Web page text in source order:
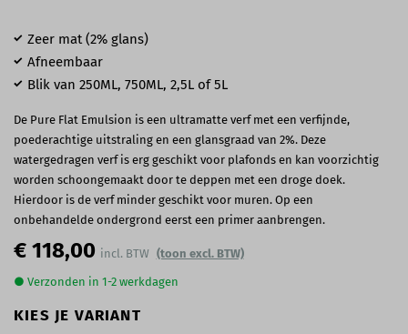
€ 118,00 (toon excl. BTW)
● Verzonden in 1-2 werkdagen
KIES JE VARIANT
Zeer mat (2% glans)
Afneembaar
Blik van 250ML, 750ML, 2,5L of 5L
De Pure Flat Emulsion is een ultramatte verf met een verfijnde,
poederachtige uitstraling en een glansgraad van 2%. Deze
watergedragen verf is erg geschikt voor plafonds en kan voorzichtig
worden schoongemaakt door te deppen met een droge doek.
Hierdoor is de verf minder geschikt voor muren. Op een
onbehandelde ondergrond eerst een primer aanbrengen.